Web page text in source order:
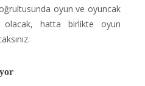
oyun ve oyuncak
olacak, hatta birlikte oyun